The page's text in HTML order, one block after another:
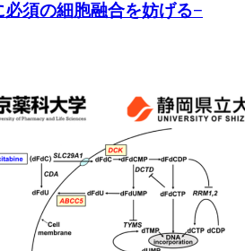
必須の細胞融合を妨げる−